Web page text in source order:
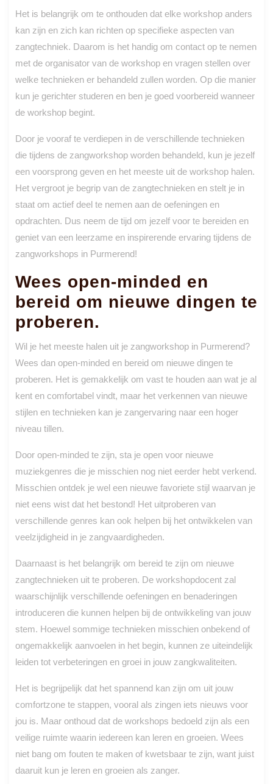
Het is belangrijk om te onthouden dat elke workshop anders
kan zijn en zich kan richten op specifieke aspecten van
zangtechniek. Daarom is het handig om contact op te nemen
met de organisator van de workshop en vragen stellen over
welke technieken er behandeld zullen worden. Op die manier
kun je gerichter studeren en ben je goed voorbereid wanneer
de workshop begint.
Door je vooraf te verdiepen in de verschillende technieken
die tijdens de zangworkshop worden behandeld, kun je jezelf
een voorsprong geven en het meeste uit de workshop halen.
Het vergroot je begrip van de zangtechnieken en stelt je in
staat om actief deel te nemen aan de oefeningen en
opdrachten. Dus neem de tijd om jezelf voor te bereiden en
geniet van een leerzame en inspirerende ervaring tijdens de
zangworkshops in Purmerend!
Wees open-minded en
bereid om nieuwe dingen te
proberen.
Wil je het meeste halen uit je zangworkshop in Purmerend?
Wees dan open-minded en bereid om nieuwe dingen te
proberen. Het is gemakkelijk om vast te houden aan wat je al
kent en comfortabel vindt, maar het verkennen van nieuwe
stijlen en technieken kan je zangervaring naar een hoger
niveau tillen.
Door open-minded te zijn, sta je open voor nieuwe
muziekgenres die je misschien nog niet eerder hebt verkend.
Misschien ontdek je wel een nieuwe favoriete stijl waarvan je
niet eens wist dat het bestond! Het uitproberen van
verschillende genres kan ook helpen bij het ontwikkelen van
veelzijdigheid in je zangvaardigheden.
Daarnaast is het belangrijk om bereid te zijn om nieuwe
zangtechnieken uit te proberen. De workshopdocent zal
waarschijnlijk verschillende oefeningen en benaderingen
introduceren die kunnen helpen bij de ontwikkeling van jouw
stem. Hoewel sommige technieken misschien onbekend of
ongemakkelijk aanvoelen in het begin, kunnen ze uiteindelijk
leiden tot verbeteringen en groei in jouw zangkwaliteiten.
Het is begrijpelijk dat het spannend kan zijn om uit jouw
comfortzone te stappen, vooral als zingen iets nieuws voor
jou is. Maar onthoud dat de workshops bedoeld zijn als een
veilige ruimte waarin iedereen kan leren en groeien. Wees
niet bang om fouten te maken of kwetsbaar te zijn, want juist
daaruit kun je leren en groeien als zanger.